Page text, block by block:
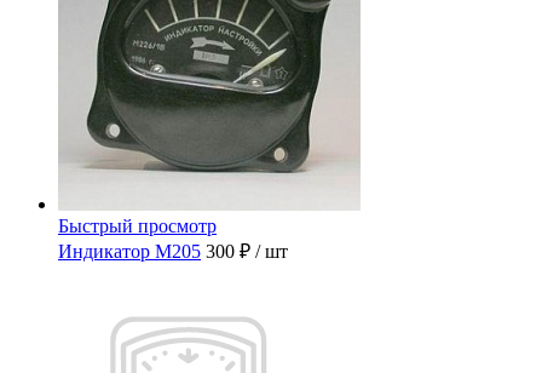
Быстрый просмотр
Индикатор М205 300 ₽ / шт